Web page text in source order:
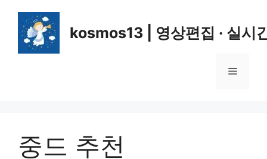
kosmos13 | 영상편집 · 실시
메
중드 추천